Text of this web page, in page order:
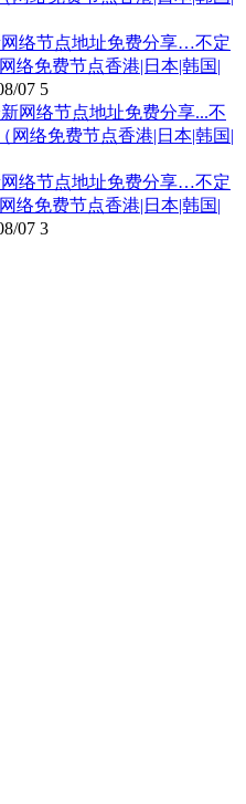
网络节点地址免费分享…不定
络免费节点香港|日本|韩国|
07 5
网络节点地址免费分享…不定
络免费节点香港|日本|韩国|
07 3